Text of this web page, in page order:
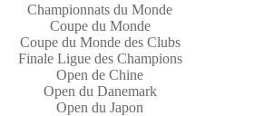
Championnats du Monde
Coupe du Monde
Coupe du Monde des Clubs
Finale Ligue des Champions
Open de Chine
Open du Danemark
Open du Japon